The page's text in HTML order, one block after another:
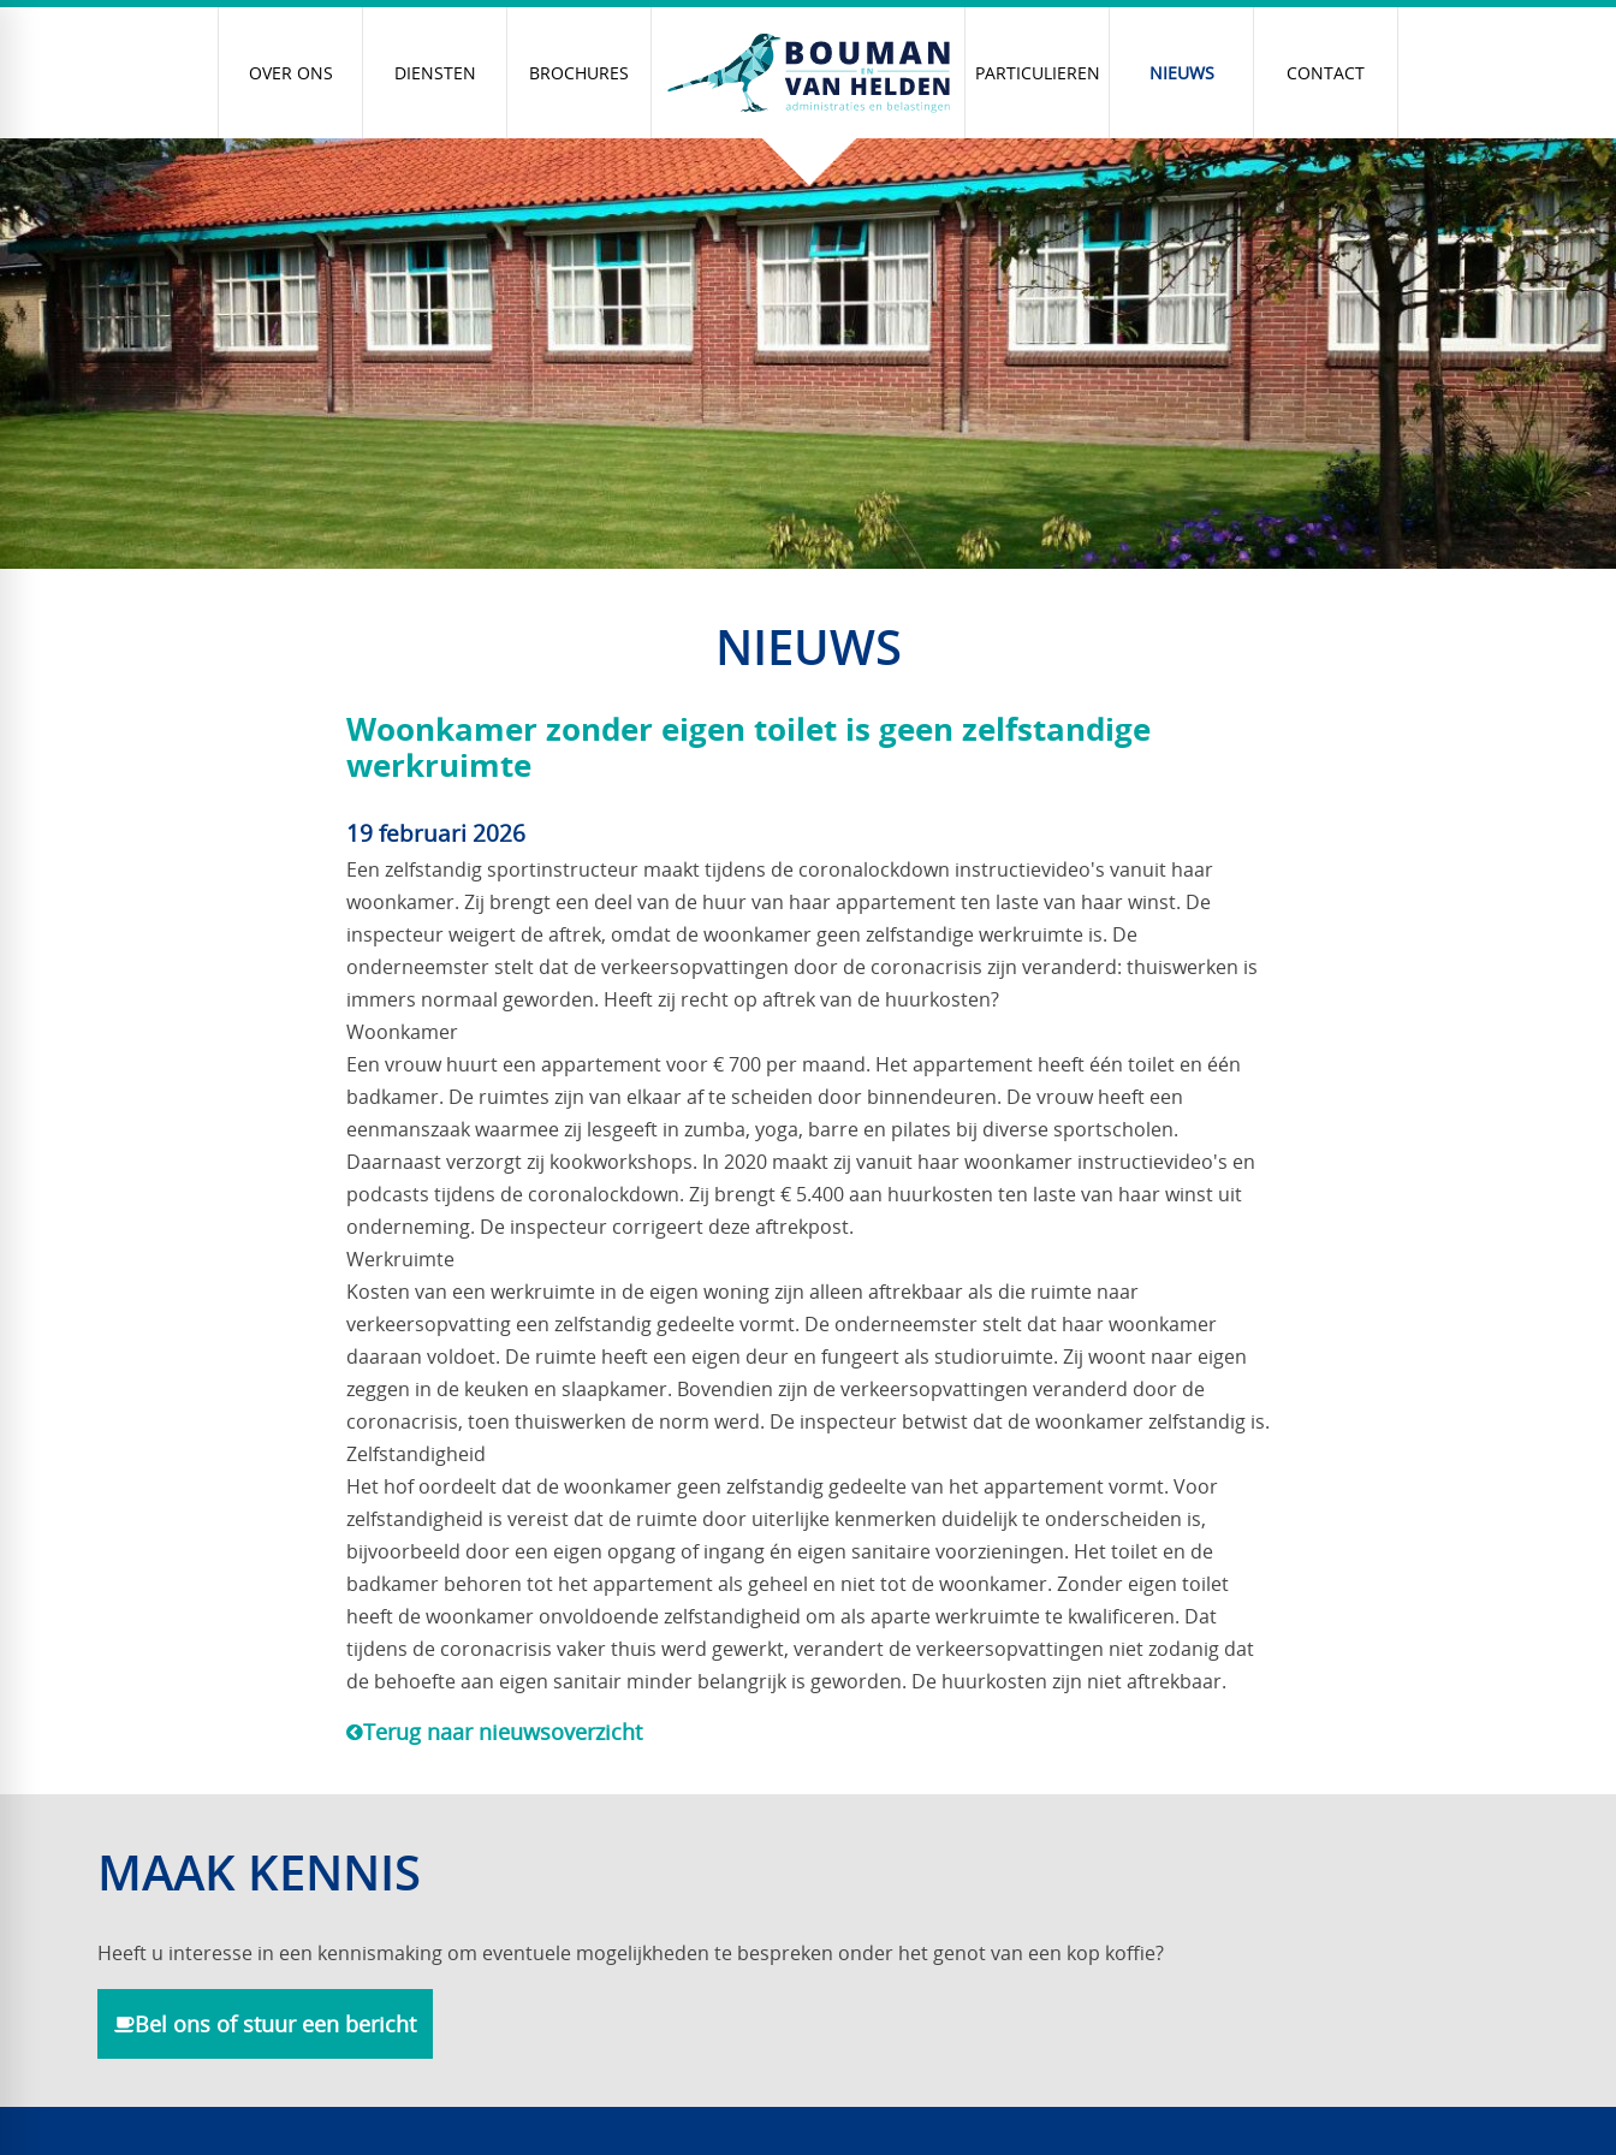
OVER ONS DIENSTEN BROCHURES PARTICULIEREN NIEUWS CONTACT
NIEUWS
Woonkamer zonder eigen toilet is geen zelfstandige
werkruimte
19 februari 2026
Een zelfstandig sportinstructeur maakt tijdens de coronalockdown instructievideo's vanuit haar
woonkamer. Zij brengt een deel van de huur van haar appartement ten laste van haar winst. De
inspecteur weigert de aftrek, omdat de woonkamer geen zelfstandige werkruimte is. De
onderneemster stelt dat de verkeersopvattingen door de coronacrisis zijn veranderd: thuiswerken is
immers normaal geworden. Heeft zij recht op aftrek van de huurkosten?
Woonkamer
Een vrouw huurt een appartement voor € 700 per maand. Het appartement heeft één toilet en één
badkamer. De ruimtes zijn van elkaar af te scheiden door binnendeuren. De vrouw heeft een
eenmanszaak waarmee zij lesgeeft in zumba, yoga, barre en pilates bij diverse sportscholen.
Daarnaast verzorgt zij kookworkshops. In 2020 maakt zij vanuit haar woonkamer instructievideo's en
podcasts tijdens de coronalockdown. Zij brengt € 5.400 aan huurkosten ten laste van haar winst uit
onderneming. De inspecteur corrigeert deze aftrekpost.
Werkruimte
Kosten van een werkruimte in de eigen woning zijn alleen aftrekbaar als die ruimte naar
verkeersopvatting een zelfstandig gedeelte vormt. De onderneemster stelt dat haar woonkamer
daaraan voldoet. De ruimte heeft een eigen deur en fungeert als studioruimte. Zij woont naar eigen
zeggen in de keuken en slaapkamer. Bovendien zijn de verkeersopvattingen veranderd door de
coronacrisis, toen thuiswerken de norm werd. De inspecteur betwist dat de woonkamer zelfstandig is.
Zelfstandigheid
Het hof oordeelt dat de woonkamer geen zelfstandig gedeelte van het appartement vormt. Voor
zelfstandigheid is vereist dat de ruimte door uiterlijke kenmerken duidelijk te onderscheiden is,
bijvoorbeeld door een eigen opgang of ingang én eigen sanitaire voorzieningen. Het toilet en de
badkamer behoren tot het appartement als geheel en niet tot de woonkamer. Zonder eigen toilet
heeft de woonkamer onvoldoende zelfstandigheid om als aparte werkruimte te kwalificeren. Dat
tijdens de coronacrisis vaker thuis werd gewerkt, verandert de verkeersopvattingen niet zodanig dat
de behoefte aan eigen sanitair minder belangrijk is geworden. De huurkosten zijn niet aftrekbaar.
Terug naar nieuwsoverzicht
MAAK KENNIS
Heeft u interesse in een kennismaking om eventuele mogelijkheden te bespreken onder het genot van een kop koffie?
Bel ons of stuur een bericht